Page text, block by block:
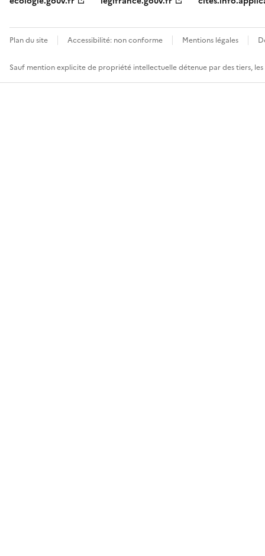
Plan du site Accessibilité: non conforme Mentions légales
Sauf mention explicite de propriété intellectuelle détenue par des tiers,